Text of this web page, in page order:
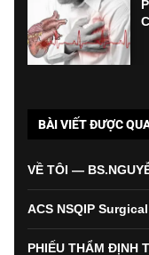
BÀI VIẾT ĐƯỢC
VỀ TÔI —
ACS NSQIP
PHIẾU THẨM ĐỊNH